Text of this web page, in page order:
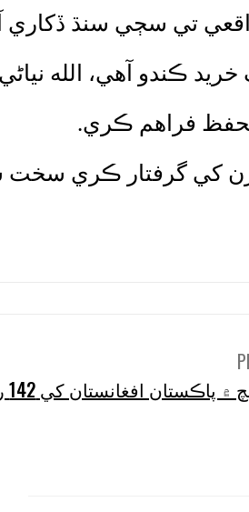
تي سڄي سنڌ ڏکاري
خريد ڪندو آهي، الله
فراهم ڪري.
کي گرفتار ڪري
افغانستان کي 142 رنسن تان شڪست ڏئي ڇڏي